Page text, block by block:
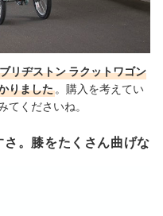
ブリヂストン ラクットワゴン
りました 。購入を考えてい
てくださいね。
。膝をたくさん曲げな